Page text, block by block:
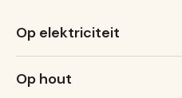
Op elektriciteit
1000 X
Op hout